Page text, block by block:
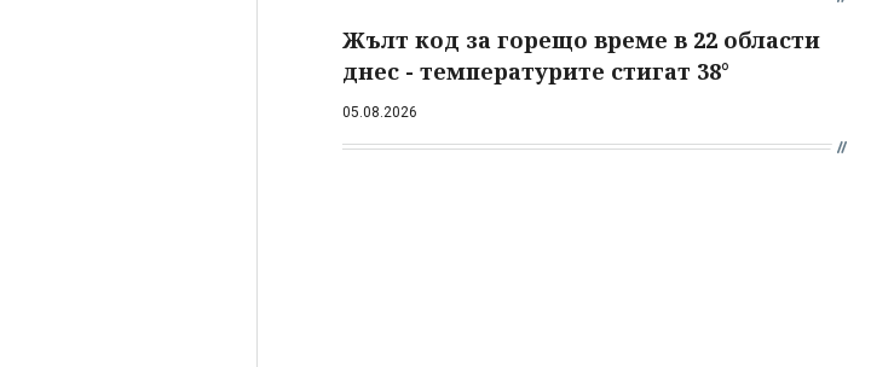
Жълт код за горещо време в 22 области
днес - температурите стигат 38°
05.08.2026